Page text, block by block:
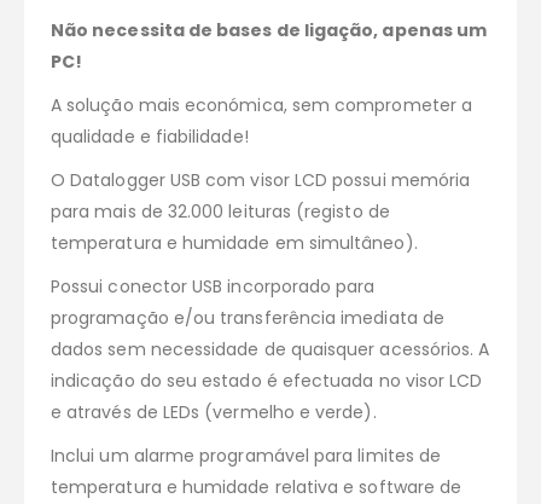
Não necessita de bases de ligação, apenas um
PC!
A solução mais económica, sem comprometer a
qualidade e fiabilidade!
O Datalogger USB com visor LCD possui memória
para mais de 32.000 leituras (registo de
temperatura e humidade em simultâneo).
Possui conector USB incorporado para
programação e/ou transferência imediata de
dados sem necessidade de quaisquer acessórios. A
indicação do seu estado é efectuada no visor LCD
e através de LEDs (vermelho e verde).
Inclui um alarme programável para limites de
temperatura e humidade relativa e software de